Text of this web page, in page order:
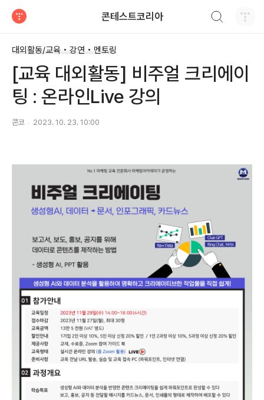
콘테스트코리아
대외활동/교육 • 강연 • 멘토링
[교육 대외활동] 비주얼 크리에이
팅 : 온라인Live 강의
콘코 2023. 10. 23. 10:00